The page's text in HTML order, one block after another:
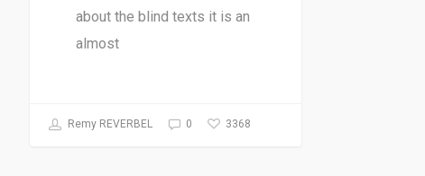
about the blind texts it is an
almost
Remy REVERBEL 0 3368